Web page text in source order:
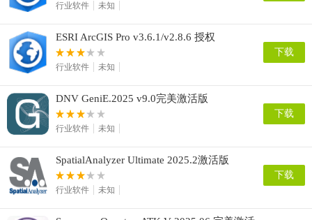
行业软件 未知
ESRI ArcGIS Pro v3.6.1/v2.8.6 授权
行业软件 未知
下载
DNV GeniE.2025 v9.0完美激活版
行业软件 未知
下载
SpatialAnalyzer Ultimate 2025.2激活版
行业软件 未知
下载